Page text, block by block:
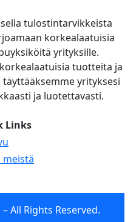
tulostintarvikkeista
korkealaatuisia
yrityksille.
tuotteita ja
yrityksesi
ja luotettavasti.
Links
meistä
All Rights Reserved.